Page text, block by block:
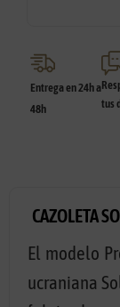
Entrega en 24h a
48h
tus
CAZOLETA
El modelo
ucraniana